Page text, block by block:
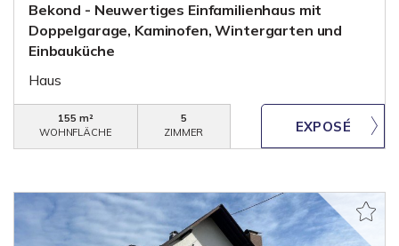
Bekond - Neuwertiges Einfamilienhaus mit
Doppelgarage, Kaminofen, Wintergarten und
Einbauküche
Haus
155 m²
WOHNFLÄCHE
5
ZIMMER